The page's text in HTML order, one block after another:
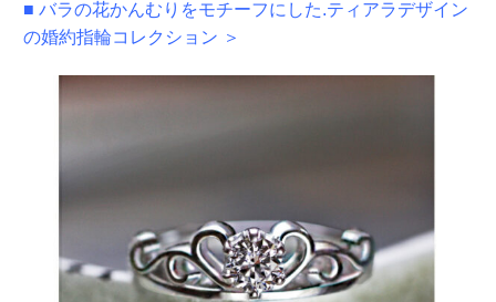
■ バラの花かんむりをモチーフにした.ティアラデザイン
の婚約指輪コレクション ＞